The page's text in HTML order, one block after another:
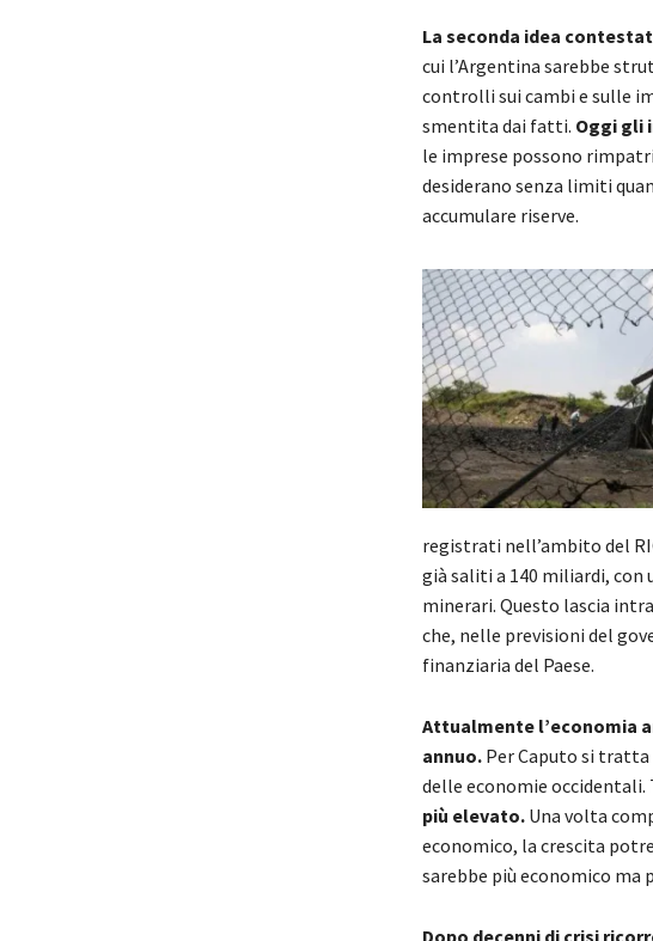
La seconda idea
cui l’Argentina sarebbe
controlli sui cambi e sulle
smentita dai fatti. Oggi gli
le imprese possono
desiderano senza limiti
accumulare riserve.
registrati nell’ambito del
già saliti a 140 miliardi,
minerari. Questo lascia
che, nelle previsioni del
finanziaria del Paese.
Attualmente l’economia
annuo. Per Caputo si
delle economie
più elevato. Una volta
economico, la crescita
sarebbe più economico ma
Dopo decenni di crisi